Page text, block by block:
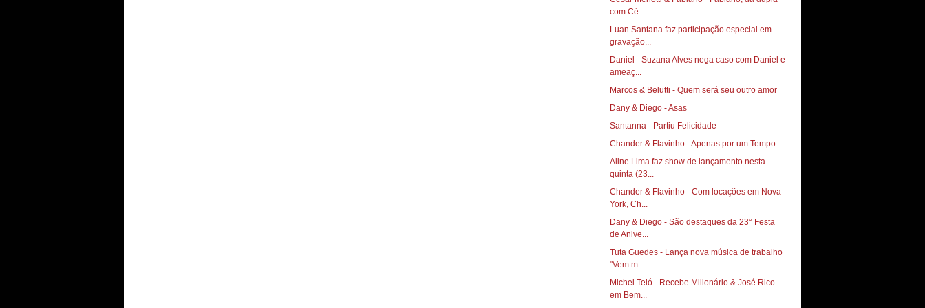
com Cé...
Luan Santana faz participação especial em
gravação...
Daniel - Suzana Alves nega caso com Daniel e
ameaç...
Marcos & Belutti - Quem será seu outro amor
Dany & Diego - Asas
Santanna - Partiu Felicidade
Chander & Flavinho - Apenas por um Tempo
Aline Lima faz show de lançamento nesta
quinta (23...
Chander & Flavinho - Com locações em Nova
York, Ch...
Dany & Diego - São destaques da 23° Festa
de Anive...
Tuta Guedes - Lança nova música de trabalho
"Vem m...
Michel Teló - Recebe Milionário & José Rico
em Bem...